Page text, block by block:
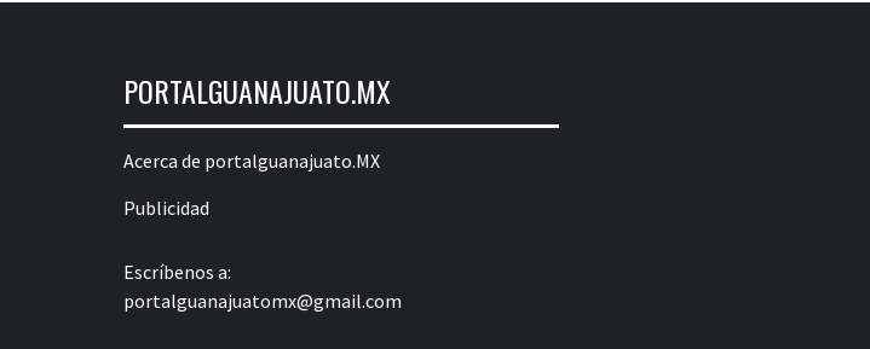
PORTALGUANAJUATO.MX
Acerca de portalguanajuato.MX
Publicidad
Escríbenos a:
portalguanajuatomx@gmail.com